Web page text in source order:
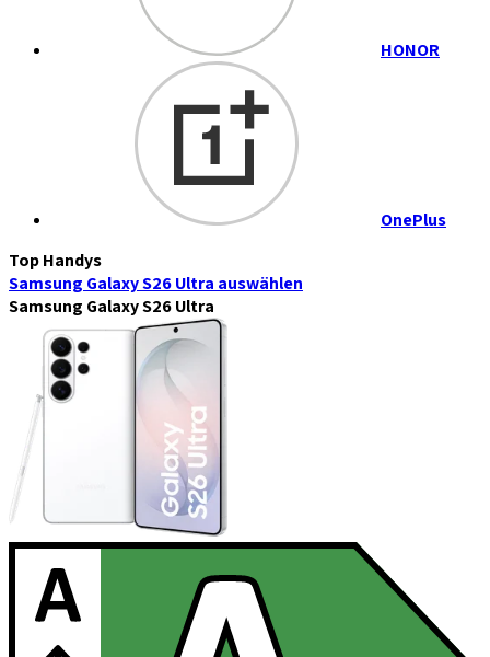
HONOR
OnePlus
Top Handys
Samsung Galaxy S26 Ultra auswählen
Samsung Galaxy S26 Ultra